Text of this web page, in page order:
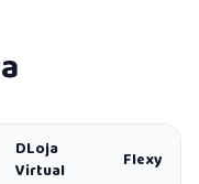
DLoja
Virtual
Flexy